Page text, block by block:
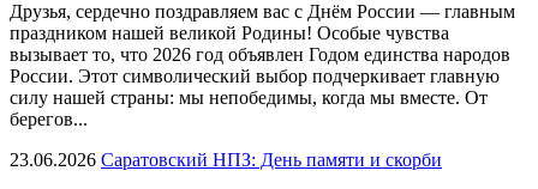
Друзья, сердечно поздравляем вас с Днём России — главным
праздником нашей великой Родины! Особые чувства
вызывает то, что 2026 год объявлен Годом единства народов
России. Этот символический выбор подчеркивает главную
силу нашей страны: мы непобедимы, когда мы вместе. От
берегов...
23.06.2026 Саратовский НПЗ: День памяти и скорби